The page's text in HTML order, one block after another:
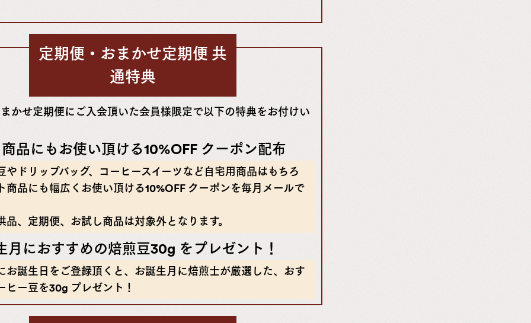
定期便・おまかせ定期便 共
通特典
かせ定期便にご入会頂いた会員様限定で以下の特典をお付けい
品にもお使い頂ける10%OFF クーポン配布
やドリップバッグ、コーヒースイーツなど自宅用商品はもちろ
商品にも幅広くお使い頂ける10%OFF クーポンを毎月メールで
、定期便、お試し商品は対象外となります。
月におすすめの焙煎豆30g をプレゼント！
お誕生日をご登録頂くと、お誕生月に焙煎士が厳選した、おす
ヒー豆を30g プレゼント！